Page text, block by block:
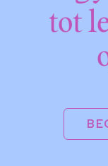
tot